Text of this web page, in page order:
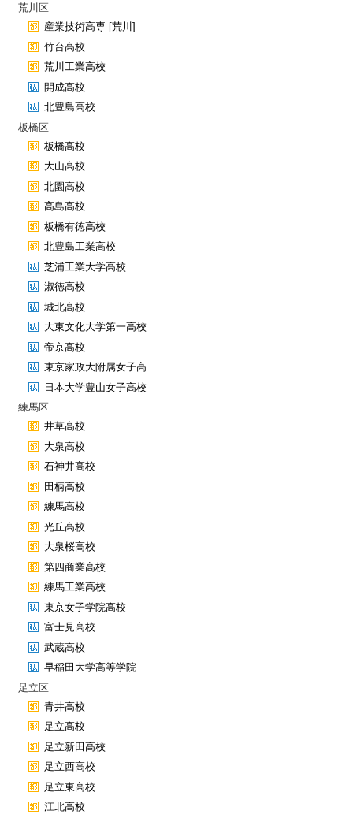
荒川区
産業技術高専 [荒川]
竹台高校
荒川工業高校
開成高校
北豊島高校
板橋区
板橋高校
大山高校
北園高校
高島高校
板橋有徳高校
北豊島工業高校
芝浦工業大学高校
淑徳高校
城北高校
大東文化大学第一高校
帝京高校
東京家政大附属女子高
日本大学豊山女子高校
練馬区
井草高校
大泉高校
石神井高校
田柄高校
練馬高校
光丘高校
大泉桜高校
第四商業高校
練馬工業高校
東京女子学院高校
富士見高校
武蔵高校
早稲田大学高等学院
足立区
青井高校
足立高校
足立新田高校
足立西高校
足立東高校
江北高校